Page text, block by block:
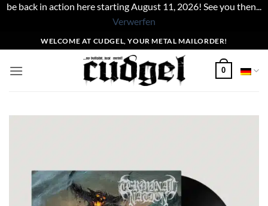
be back in action here starting August 11, 2026! See you then...
Verwerfen
Inhalt
springen
WELCOME AT CUDGEL, YOUR METAL MAILORDER!
0